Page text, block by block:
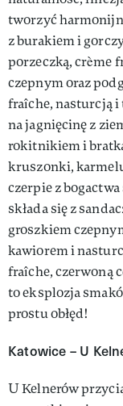
tworzyć
z burakiem i
porzeczką, crème
czepnym oraz
fraîche, nasturcją
na jagnięcinę z
rokitnikiem i
kruszonki,
czerpie z
składa się z
groszkiem
kawiorem i
fraîche, czerwoną
to eksplozja
prostu obłęd!
Katowice – U
U Kelnerów